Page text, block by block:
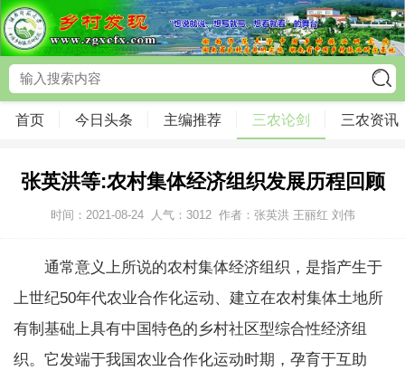
首页 今日头条 主编推荐 三农论剑 三农资讯
张英洪等:农村集体经济组织发展历程回顾
时间：2021-08-24 人气： 3012 作者：张英洪 王丽红 刘伟
通常意义上所说的农村集体经济组织，是指产生于
上世纪50年代农业合作化运动、建立在农村集体土地所
有制基础上具有中国特色的乡村社区型综合性经济组
织。它发端于我国农业合作化运动时期，孕育于互助